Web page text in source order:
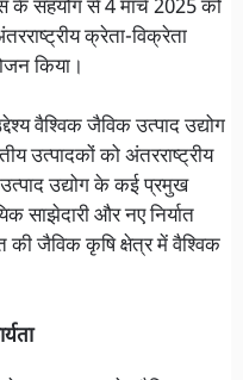
के सहयोग से 4 मार्च 2025 को
क्रेता-विक्रेता
किया।
वैश्विक जैविक उत्पाद उद्योग
उत्पादकों को अंतरराष्ट्रीय
उद्योग के कई प्रमुख
साझेदारी और नए निर्यात
की जैविक कृषि क्षेत्र में वैश्विक